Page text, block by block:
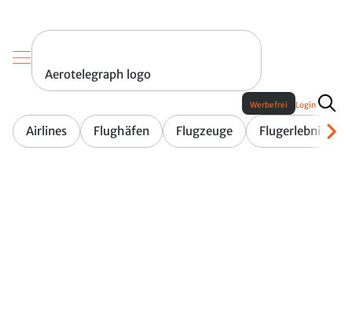
Aerotelegraph logo
Airlines Flughäfen Flugzeuge Flugerlebnis
Werbefrei Login